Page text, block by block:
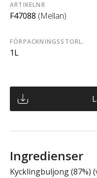
ARTIKELNR
F47088 (Mellan)
FÖRPACKNINGSSTORL.
1L
Ingredienser
Kycklingbuljong (87%)